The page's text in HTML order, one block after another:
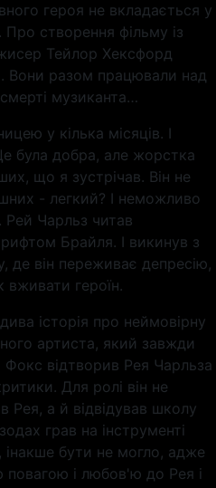
героя не вкладається у
створення фільму із
Тейлор Хексфорд
Вони разом працювали над
музиканта…
у кілька місяців. І
була добра, але жорстка
що я зустрічав. Він не
- легкий? І неможливо
Рей Чарльз читав
Брайля. І викинув з
де він переживає депресію,
вживати героїн.
історія про неймовірну
артиста, який завжди
відтворив Рея Чарльза
Для ролі він не
Рея, а й відвідував школу
грав на інструменті
бути не могло, адже
і любов'ю до Рея і